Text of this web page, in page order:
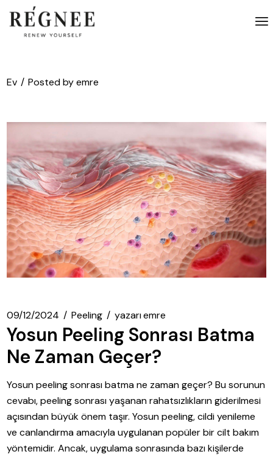
atla
Ev Posted by emre
09/12/2024 Peeling yazarıemre
Yosun Peeling Sonrası Batma
Ne Zaman Geçer?
Yosun peeling sonrası batma ne zaman geçer? Bu sorunun
cevabı, peeling sonrası yaşanan rahatsızlıkların giderilmesi
açısından büyük önem taşır. Yosun peeling, cildi yenileme
ve canlandırma amacıyla uygulanan popüler bir cilt bakım
yöntemidir. Ancak, uygulama sonrasında bazı kişilerde